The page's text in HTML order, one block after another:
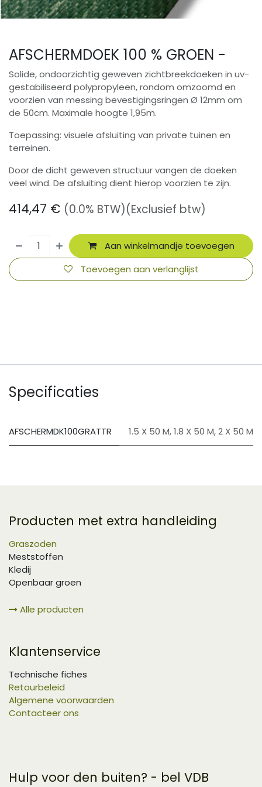
AFSCHERMDOEK 100 % GROEN -
Solide, ondoorzichtig geweven zichtbreekdoeken in uv-
gestabiliseerd polypropyleen, rondom omzoomd en
voorzien van messing bevestigingsringen Ø 12mm om
de 50cm. Maximale hoogte 1,95m.
Toepassing: visuele afsluiting van private tuinen en
terreinen.
Door de dicht geweven structuur vangen de doeken
veel wind. De afsluiting dient hierop voorzien te zijn.
414,47 € (0.0% BTW)(Exclusief btw)
Aan winkelmandje toevoegen
Toevoegen aan verlanglijst
Specificaties
AFSCHERMDK100GRATTR 1.5 X 50 M,1.8 X 50 M,2 X 50 M
Producten met extra handleiding
Graszoden
Meststoffen
Kledij
Openbaar groen
Alle producten
Klantenservice
Technische fiches
Retourbeleid
Algemene voorwaarden
Contacteer ons
Hulp voor den buiten? - bel VDB